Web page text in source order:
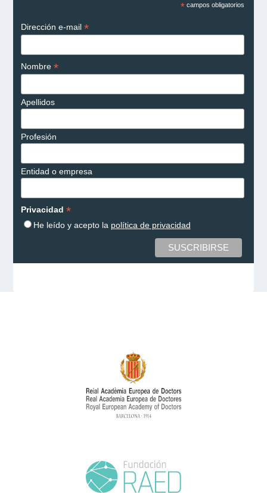
*campos obligatorios
Dirección e-mail *
Nombre *
Apellidos
Profesión
Entidad o empresa
Privacidad *
He leído y acepto la política de privacidad